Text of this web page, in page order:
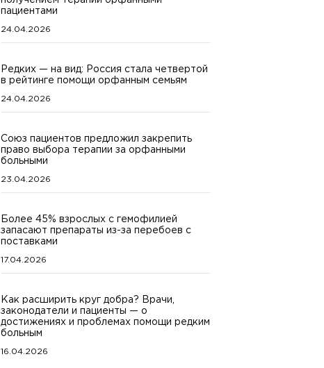
пациентами
24.04.2026
Редких — на вид: Россия стала четвертой
в рейтинге помощи орфанным семьям
24.04.2026
Союз пациентов предложил закрепить
право выбора терапии за орфанными
больными
23.04.2026
Более 45% взрослых с гемофилией
запасают препараты из-за перебоев с
поставками
17.04.2026
Как расширить круг добра? Врачи,
законодатели и пациенты — о
достижениях и проблемах помощи редким
больным
16.04.2026